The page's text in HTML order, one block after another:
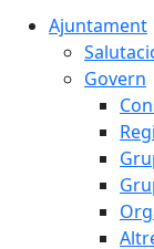
Ajuntament
Govern